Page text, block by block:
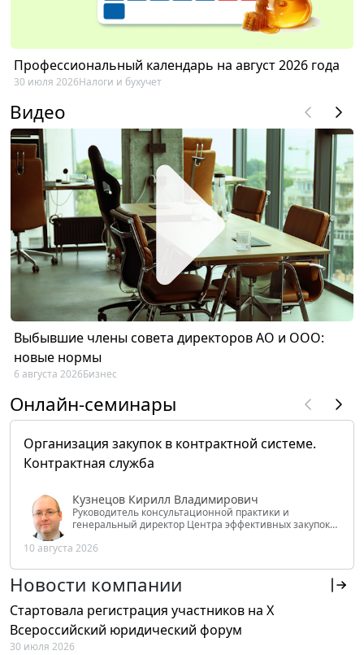
Профессиональный календарь на август 2026 года
30 июля 2026Налоги и бухучет
Видео
Выбывшие члены совета директоров АО и ООО:
новые нормы
6 августа 2026Бизнес
Онлайн-семинары
Организация закупок в контрактной системе.
Контрактная служба
Кузнецов Кирилл Владимирович
Руководитель консультационной практики и
генеральный директор Центра эффективных закупок
РФ
10 августа 2026
Новости компании
Стартовала регистрация участников на X
Всероссийский юридический форум
30 июля 2026